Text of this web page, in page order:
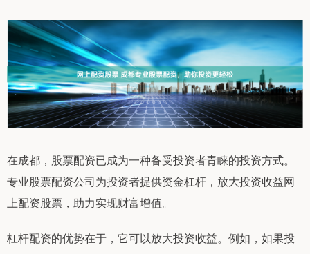
在成都，股票配资已成为一种备受投资者青睐的投资方式。
专业股票配资公司为投资者提供资金杠杆，放大投资收益网
上配资股票，助力实现财富增值。
杠杆配资的优势在于，它可以放大投资收益。例如，如果投